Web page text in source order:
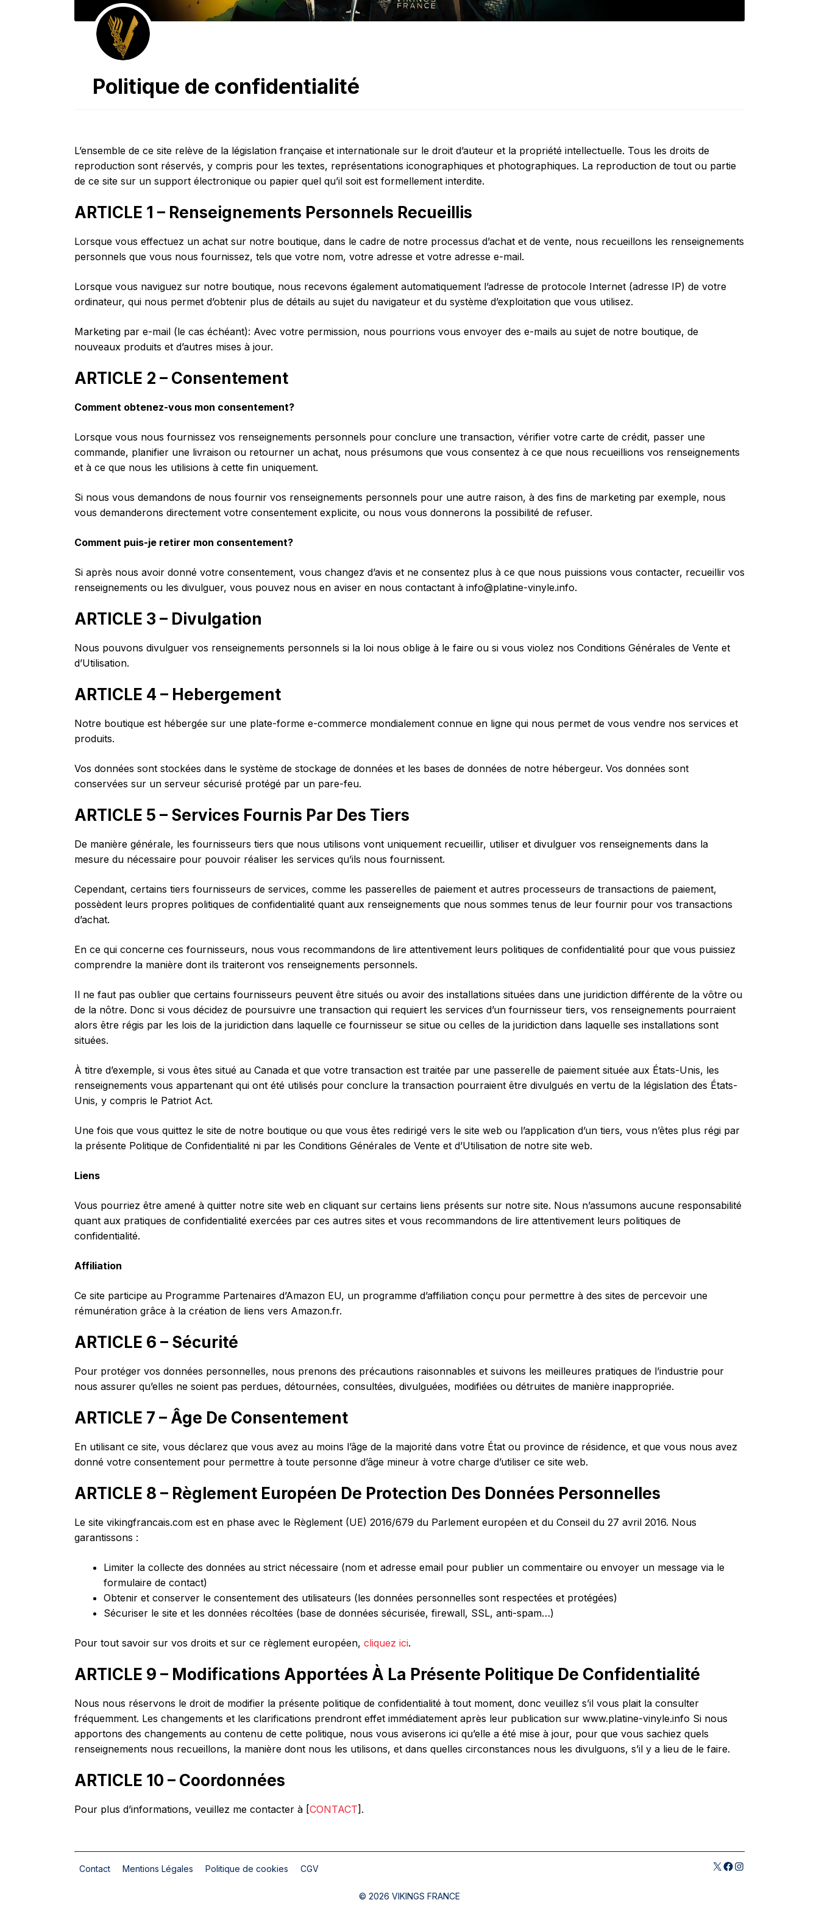
Politique de confidentialité
L’ensemble de ce site relève de la législation française et internationale sur le droit d’auteur et la propriété intellectuelle. Tous les droits de
reproduction sont réservés, y compris pour les textes, représentations iconographiques et photographiques. La reproduction de tout ou partie
de ce site sur un support électronique ou papier quel qu’il soit est formellement interdite.
ARTICLE 1 – Renseignements Personnels Recueillis
Lorsque vous effectuez un achat sur notre boutique, dans le cadre de notre processus d’achat et de vente, nous recueillons les renseignements
personnels que vous nous fournissez, tels que votre nom, votre adresse et votre adresse e-mail.
Lorsque vous naviguez sur notre boutique, nous recevons également automatiquement l’adresse de protocole Internet (adresse IP) de votre
ordinateur, qui nous permet d’obtenir plus de détails au sujet du navigateur et du système d’exploitation que vous utilisez.
Marketing par e-mail (le cas échéant): Avec votre permission, nous pourrions vous envoyer des e-mails au sujet de notre boutique, de
nouveaux produits et d’autres mises à jour.
ARTICLE 2 – Consentement
Comment obtenez-vous mon consentement?
Lorsque vous nous fournissez vos renseignements personnels pour conclure une transaction, vérifier votre carte de crédit, passer une
commande, planifier une livraison ou retourner un achat, nous présumons que vous consentez à ce que nous recueillions vos renseignements
et à ce que nous les utilisions à cette fin uniquement.
Si nous vous demandons de nous fournir vos renseignements personnels pour une autre raison, à des fins de marketing par exemple, nous
vous demanderons directement votre consentement explicite, ou nous vous donnerons la possibilité de refuser.
Comment puis-je retirer mon consentement?
Si après nous avoir donné votre consentement, vous changez d’avis et ne consentez plus à ce que nous puissions vous contacter, recueillir vos
renseignements ou les divulguer, vous pouvez nous en aviser en nous contactant à info@platine-vinyle.info.
ARTICLE 3 – Divulgation
Nous pouvons divulguer vos renseignements personnels si la loi nous oblige à le faire ou si vous violez nos Conditions Générales de Vente et
d’Utilisation.
ARTICLE 4 – Hebergement
Notre boutique est hébergée sur une plate-forme e-commerce mondialement connue en ligne qui nous permet de vous vendre nos services et
produits.
Vos données sont stockées dans le système de stockage de données et les bases de données de notre hébergeur. Vos données sont
conservées sur un serveur sécurisé protégé par un pare-feu.
ARTICLE 5 – Services Fournis Par Des Tiers
De manière générale, les fournisseurs tiers que nous utilisons vont uniquement recueillir, utiliser et divulguer vos renseignements dans la
mesure du nécessaire pour pouvoir réaliser les services qu’ils nous fournissent.
Cependant, certains tiers fournisseurs de services, comme les passerelles de paiement et autres processeurs de transactions de paiement,
possèdent leurs propres politiques de confidentialité quant aux renseignements que nous sommes tenus de leur fournir pour vos transactions
d’achat.
En ce qui concerne ces fournisseurs, nous vous recommandons de lire attentivement leurs politiques de confidentialité pour que vous puissiez
comprendre la manière dont ils traiteront vos renseignements personnels.
Il ne faut pas oublier que certains fournisseurs peuvent être situés ou avoir des installations situées dans une juridiction différente de la vôtre ou
de la nôtre. Donc si vous décidez de poursuivre une transaction qui requiert les services d’un fournisseur tiers, vos renseignements pourraient
alors être régis par les lois de la juridiction dans laquelle ce fournisseur se situe ou celles de la juridiction dans laquelle ses installations sont
situées.
À titre d’exemple, si vous êtes situé au Canada et que votre transaction est traitée par une passerelle de paiement située aux États-Unis, les
renseignements vous appartenant qui ont été utilisés pour conclure la transaction pourraient être divulgués en vertu de la législation des États-
Unis, y compris le Patriot Act.
Une fois que vous quittez le site de notre boutique ou que vous êtes redirigé vers le site web ou l’application d’un tiers, vous n’êtes plus régi par
la présente Politique de Confidentialité ni par les Conditions Générales de Vente et d’Utilisation de notre site web.
Liens
Vous pourriez être amené à quitter notre site web en cliquant sur certains liens présents sur notre site. Nous n’assumons aucune responsabilité
quant aux pratiques de confidentialité exercées par ces autres sites et vous recommandons de lire attentivement leurs politiques de
confidentialité.
Affiliation
Ce site participe au Programme Partenaires d’Amazon EU, un programme d’affiliation conçu pour permettre à des sites de percevoir une
rémunération grâce à la création de liens vers Amazon.fr.
ARTICLE 6 – Sécurité
Pour protéger vos données personnelles, nous prenons des précautions raisonnables et suivons les meilleures pratiques de l’industrie pour
nous assurer qu’elles ne soient pas perdues, détournées, consultées, divulguées, modifiées ou détruites de manière inappropriée.
ARTICLE 7 – Âge De Consentement
En utilisant ce site, vous déclarez que vous avez au moins l’âge de la majorité dans votre État ou province de résidence, et que vous nous avez
donné votre consentement pour permettre à toute personne d’âge mineur à votre charge d’utiliser ce site web.
ARTICLE 8 – Règlement Européen De Protection Des Données Personnelles
Le site vikingfrancais.com est en phase avec le Règlement (UE) 2016/679 du Parlement européen et du Conseil du 27 avril 2016. Nous
garantissons :
Limiter la collecte des données au strict nécessaire (nom et adresse email pour publier un commentaire ou envoyer un message via le
formulaire de contact)
Obtenir et conserver le consentement des utilisateurs (les données personnelles sont respectées et protégées)
Sécuriser le site et les données récoltées (base de données sécurisée, firewall, SSL, anti-spam…)
Pour tout savoir sur vos droits et sur ce règlement européen, cliquez ici.
ARTICLE 9 – Modifications Apportées À La Présente Politique De Confidentialité
Nous nous réservons le droit de modifier la présente politique de confidentialité à tout moment, donc veuillez s’il vous plait la consulter
fréquemment. Les changements et les clarifications prendront effet immédiatement après leur publication sur www.platine-vinyle.info Si nous
apportons des changements au contenu de cette politique, nous vous aviserons ici qu’elle a été mise à jour, pour que vous sachiez quels
renseignements nous recueillons, la manière dont nous les utilisons, et dans quelles circonstances nous les divulguons, s’il y a lieu de le faire.
ARTICLE 10 – Coordonnées
Pour plus d’informations, veuillez me contacter à [CONTACT].
Contact Mentions Légales Politique de cookies CGV X Facebook
Instagram
© 2026 VIKINGS FRANCE